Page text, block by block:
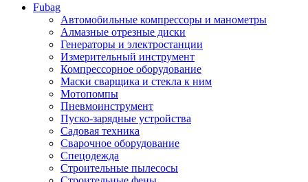
Fubag
Автомобильные компрессоры и манометры
Алмазные отрезные диски
Генераторы и электростанции
Измерительный инструмент
Компрессорное оборудование
Маски сварщика и стекла к ним
Мотопомпы
Пневмоинструмент
Пуско-зарядные устройства
Садовая техника
Сварочное оборудование
Спецодежда
Строительные пылесосы